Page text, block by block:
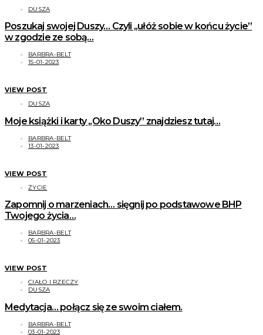
DUSZA
Poszukaj swojej Duszy… Czyli ,,ułóż sobie w końcu życie”
w zgodzie ze sobą…
BARBRA-BELT
15-01-2023
VIEW POST
DUSZA
Moje książki i karty ,,Oko Duszy” znajdziesz tutaj…
BARBRA-BELT
13-01-2023
VIEW POST
ŻYCIE
Zapomnij o marzeniach… sięgnij po podstawowe BHP
Twojego życia…
BARBRA-BELT
05-01-2023
VIEW POST
CIAŁO I RZECZY
DUSZA
Medytacja… połącz się ze swoim ciałem.
BARBRA-BELT
03-01-2023